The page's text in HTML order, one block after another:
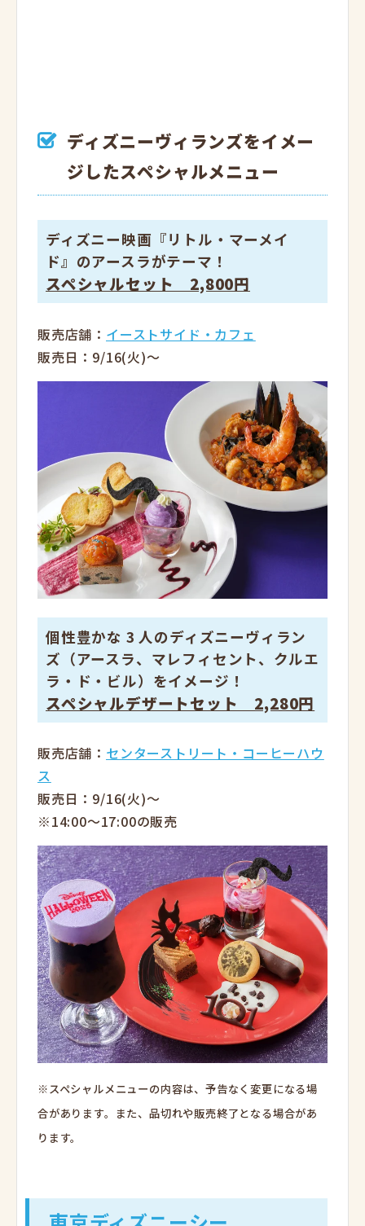
ディズニーヴィランズをイメー
ジしたスペシャルメニュー
ディズニー映画『リトル・マーメイ
ド』のアースラがテーマ！
スペシャルセット 2,800円
販売店舗： イーストサイド・カフェ
販売日：9/16(火)～
個性豊かな 3 人のディズニーヴィラン
ズ（アースラ、マレフィセント、クルエ
ラ・ド・ビル）をイメージ！
スペシャルデザートセット 2,280円
販売店舗： センターストリート・コーヒーハウ
ス
販売日：9/16(火)～
※14:00～17:00の販売
※スペシャルメニューの内容は、予告なく変更になる場
合があります。
また、品切れや販売終了となる場合があ
ります。